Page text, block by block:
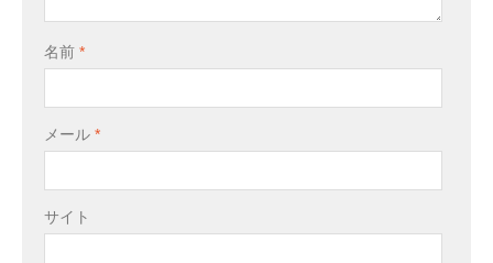
名前 *
メール *
サイト